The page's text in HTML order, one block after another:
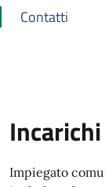
Contatti
Incarichi
Impiegato